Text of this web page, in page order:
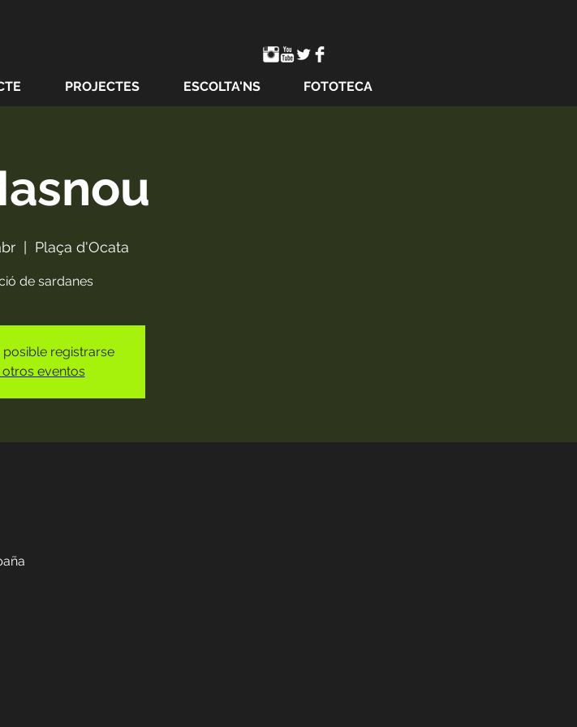
PROJECTES ESCOLTA'NS FOTOTECA
Plaça d'Ocata
de sardanes
posible registrarse
otros eventos